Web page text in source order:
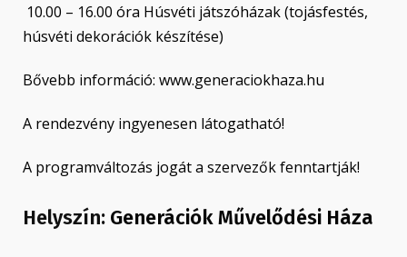
10.00 – 16.00 óra Húsvéti játszóházak (tojásfestés,
húsvéti dekorációk készítése)
Bővebb információ: www.generaciokhaza.hu
A rendezvény ingyenesen látogatható!
A programváltozás jogát a szervezők fenntartják!
Helyszín: Generációk Művelődési Háza